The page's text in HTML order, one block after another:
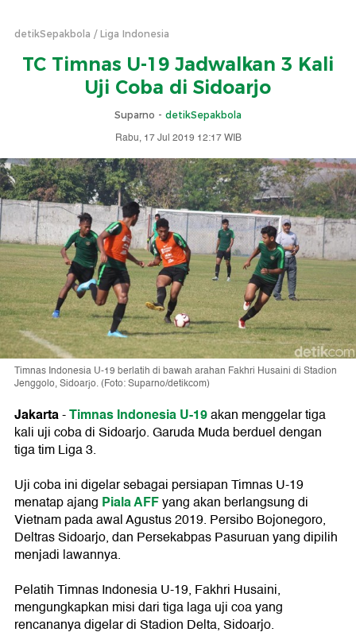
detikSepakbola Liga Indonesia
TC Timnas U-19 Jadwalkan 3 Kali
Uji Coba di Sidoarjo
Suparno - detikSepakbola
Rabu, 17 Jul 2019 12:17 WIB
Timnas Indonesia U-19 berlatih di bawah arahan Fakhri Husaini di Stadion
Jenggolo, Sidoarjo. (Foto: Suparno/detikcom)
Jakarta-Timnas Indonesia U-19akan menggelar tiga
kali uji coba di Sidoarjo. Garuda Muda berduel dengan
tiga tim Liga 3.
Uji coba ini digelar sebagai persiapan Timnas U-19
menatap ajang Piala AFFyang akan berlangsung di
Vietnam pada awal Agustus 2019. Persibo Bojonegoro,
Deltras Sidoarjo, dan Persekabpas Pasuruan yang dipilih
menjadi lawannya.
Pelatih Timnas Indonesia U-19, Fakhri Husaini,
mengungkapkan misi dari tiga laga uji coa yang
rencananya digelar di Stadion Delta, Sidoarjo.